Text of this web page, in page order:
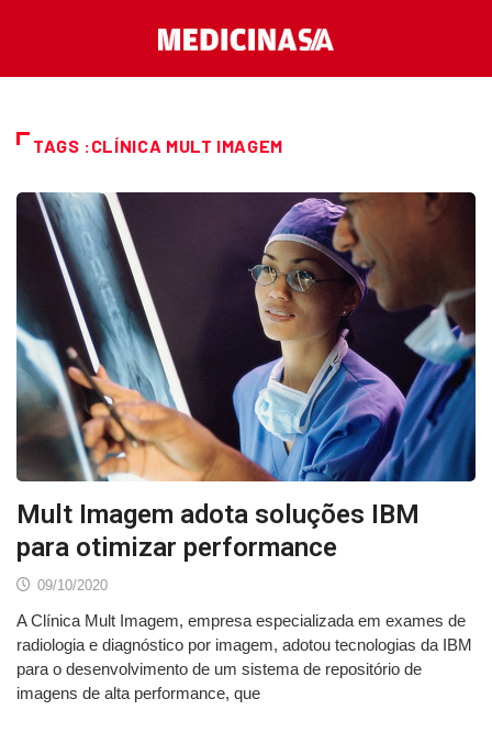
TAGS :CLÍNICA MULT IMAGEM
Mult Imagem adota soluções IBM
para otimizar performance
09/10/2020
A Clínica Mult Imagem, empresa especializada em exames de
radiologia e diagnóstico por imagem, adotou tecnologias da IBM
para o desenvolvimento de um sistema de repositório de
imagens de alta performance, que